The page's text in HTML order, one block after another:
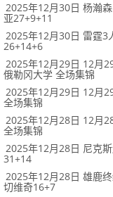
2025年12月30日 杨瀚
亚27+9+11
2025年12月30日 雷霆3
26+14+6
2025年12月29日 12月
俄勒冈大学 全场集锦
2025年12月29日 12月
全场集锦
2025年12月28日 12月
全场集锦
2025年12月28日 尼克
31+14
2025年12月28日 雄鹿
切维奇16+7